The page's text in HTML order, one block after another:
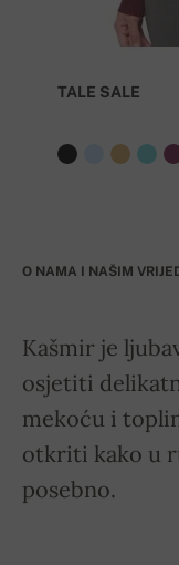
TALE SALE
O NAMA I NAŠIM
Kašmir je
osjetiti
mekoću i
otkriti kako u
posebno.